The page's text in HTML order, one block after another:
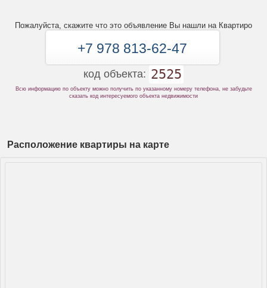
Пожалуйста, скажите что это объявление Вы нашли на Квартиро
+7 978 813-62-47
код объекта: 2525
Всю информацию по объекту можно получить по указанному номеру телефона, не забудьте
сказать код интересуемого объекта недвижимости
Расположение квартиры на карте